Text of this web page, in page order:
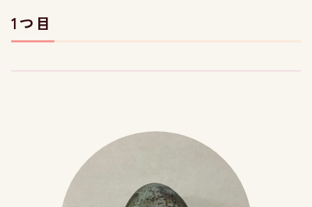
1つ目